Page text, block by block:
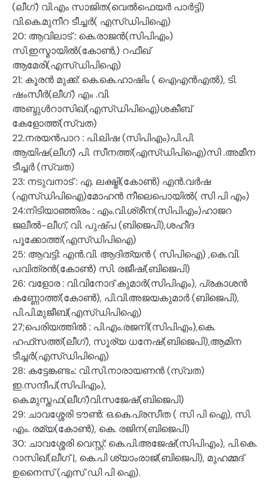
(ലീഗ്) വി.എം സാജിത(വെൽഫെയർ പാർട്ടി)
വി.കെ.മുനീറ ടീച്ചർ( എസ്ഡിപിഐ)
20: ആവിലാട് : കെ.രാജൻ(സിപിഎം)
സി.ഇസ്മായിൽ(കോൺ,) റഫീഖ്
ആമേരി(എസ്ഡിപിഐ)
21: കൂരൻ മുക്ക്: കെ.കെ.ഹാഷിം ( ഐഎൻഎൽ), ടി.
ഷംസീർ(ലീഗ്) എം .വി.
അബ്ദുൾറാസിഖ്(എസ്ഡിപിഐ)ശകീബ്
കേളോത്ത്(സ്വത)
22.നരയൻപാറ : പി.ലിഷ (സിപിഎം)പി.പി.
ആയിഷ(ലീഗ്) പി. സീനത്ത്(എസ്ഡിപിഐ)സി .അമീന
ടീച്ചർ (സ്വത)
23: നടുവനാട് : എ. ലക്ഷ്മി(കോൺ) എൻ.വർഷ
(എസ്ഡിപിഐ)മോഹൻ നീലെപൊയിൽ( സി പി എം)
24:നിടിയാഞ്ഞിരം : എം.വി.ശ്രീന(സിപിഎം)ഹാജറ
ജലീൽ-ലീഗ്, വി. പുഷ്പ (ബിജെപി),ശഹീദ
പൂക്കോത്ത്(എസ്ഡിപിഐ)
25: ആവട്ടി: എൻ.വി. ആദിത്യൻ ( സിപിഐ) ,കെ.വി.
പവിത്രൻ(കോൺ) സി. രജീഷ്(ബിജെപി)
26: വളോര : വി.വിനോദ് കുമാർ(സിപിഎം), പ്രകാശൻ
കണ്ണോത്ത്(കോൺ), പി.വി.അജയകുമാർ (ബിജെപി),
പി.പി.മുജീബ്(എസ്ഡിപിഐ)
27;പെരിയത്തിൽ : പി.എം.രജനി(സിപിഎം),കെ.
ഹഫ്‌സത്ത്(ലീഗ്), സൂര്യ ധനേഷ്(ബിജെപി),ആമിന
ടീച്ചർ(എസ്ഡിപിഐ)
28: കട്ടേങ്കണ്ടം: വി.സി.നാരായണൻ (സ്വത)
ഇ.സന്ദീപ്(സിപിഎം),
കെ.മുസ്തഫ(ലീഗ്)വി.സജേഷ്(ബിജെപി)
29: ചാവശ്ശേരി ടൗൺ: ഒ.കെ.പ്രസീത ( സി പി ഐ), സി.
എം. രമ്യ(കോൺ), കെ. രജിന(ബിജെപി)
30: ചാവശ്ശേരി വെസ്റ്റ്: കെ.പി.അജേഷ്(സിപിഎം), പി.കെ.
റാസിഖ്(ലീഗ് |, കെ.പി ശ്യാംരാജ്(ബിജെപി), മുഹമ്മദ്
ഉനൈസ് (എസ് ഡി പി ഐ).